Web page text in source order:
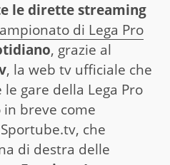
le dirette streaming
di Lega Pro
, grazie al
, la web tv ufficiale che
gare della Lega Pro
in breve come
che
di destra delle